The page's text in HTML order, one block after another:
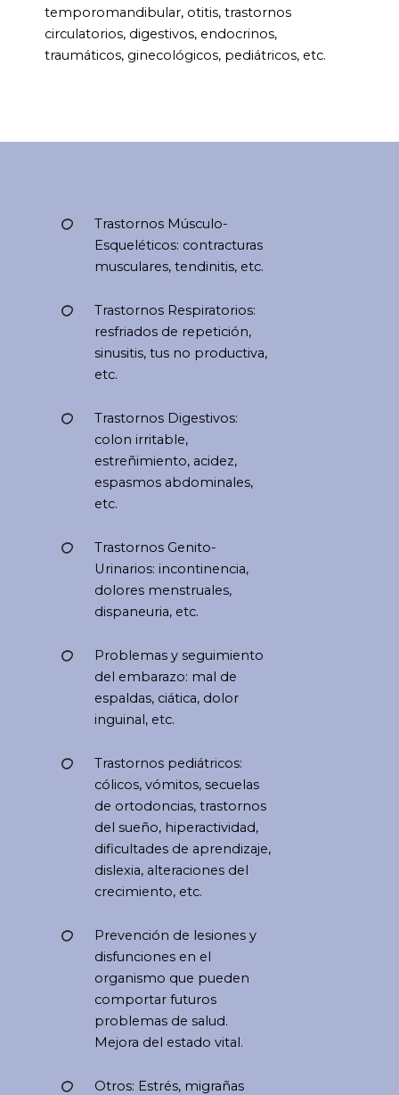
temporomandibular, otitis, trastornos
circulatorios, digestivos, endocrinos,
traumáticos, ginecológicos, pediátricos, etc.
Trastornos Músculo-
Esqueléticos: contracturas
musculares, tendinitis, etc.
Trastornos Respiratorios:
resfriados de repetición,
sinusitis, tus no productiva,
etc.
Trastornos Digestivos:
colon irritable,
estreñimiento, acidez,
espasmos abdominales,
etc.
Trastornos Genito-
Urinarios: incontinencia,
dolores menstruales,
dispaneuria, etc.
Problemas y seguimiento
del embarazo: mal de
espaldas, ciática, dolor
inguinal, etc.
Trastornos pediátricos:
cólicos, vómitos, secuelas
de ortodoncias, trastornos
del sueño, hiperactividad,
dificultades de aprendizaje,
dislexia, alteraciones del
crecimiento, etc.
Prevención de lesiones y
disfunciones en el
organismo que pueden
comportar futuros
problemas de salud.
Mejora del estado vital.
Otros: Estrés, migrañas